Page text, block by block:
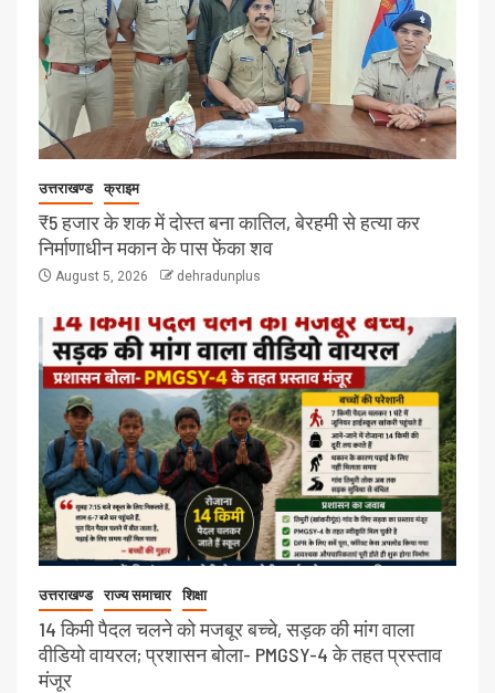
उत्तराखण्ड क्राइम
₹5 हजार के शक में दोस्त बना कातिल, बेरहमी से हत्या कर
निर्माणाधीन मकान के पास फेंका शव
August 5, 2026 dehradunplus
उत्तराखण्ड राज्य समाचार शिक्षा
14 किमी पैदल चलने को मजबूर बच्चे, सड़क की मांग वाला
वीडियो वायरल; प्रशासन बोला- PMGSY-4 के तहत प्रस्ताव
मंजूर